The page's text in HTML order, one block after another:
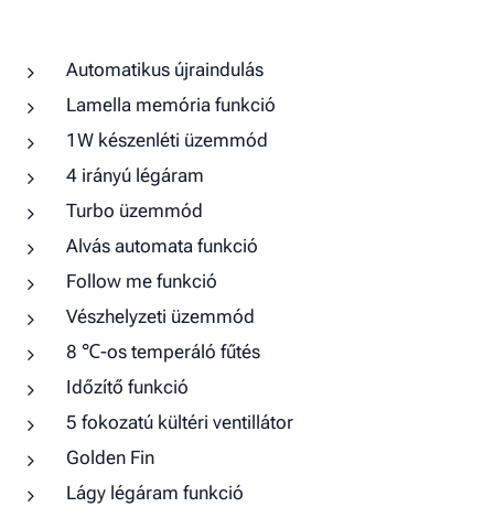
Automatikus újraindulás
Lamella memória funkció
1W készenléti üzemmód
4 irányú légáram
Turbo üzemmód
Alvás automata funkció
Follow me funkció
Vészhelyzeti üzemmód
8 ℃-os temperáló fűtés
Időzítő funkció
5 fokozatú kültéri ventillátor
Golden Fin
Lágy légáram funkció